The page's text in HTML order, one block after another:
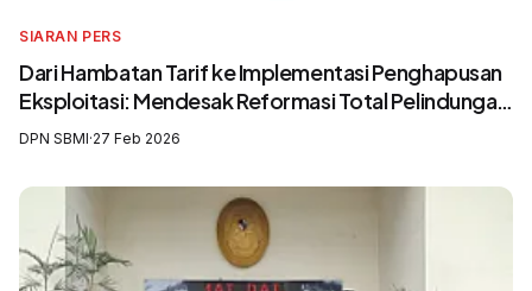
SIARAN PERS
Dari Hambatan Tarif ke Implementasi Penghapusan
Eksploitasi: Mendesak Reformasi Total Pelindungan
Awak Kapal Perikanan
DPN SBMI·27 Feb 2026